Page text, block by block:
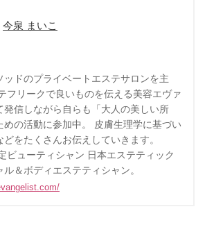
今泉 まいこ
ッドのプライベートエステサロンを主
フリークで良いものを伝える美容エヴァ
発信しながら自らも「大人の美しい所
めの活動に参加中。 皮膚生理学に基づい
をたくさんお伝えしていきます。
ビューティシャン 日本エステティック
＆ボディエステティシャン。